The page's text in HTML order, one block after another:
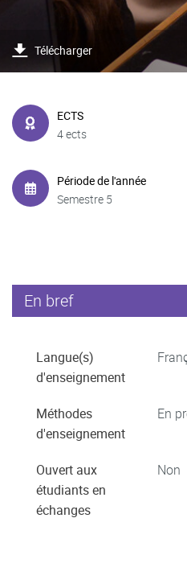
Télécharger
ECTS
4 ects
Période de l'année
Semestre 5
En bref
Langue(s)
d'enseignement
Méthodes
d'enseignement
En
Ouvert aux
étudiants en
échanges
Non